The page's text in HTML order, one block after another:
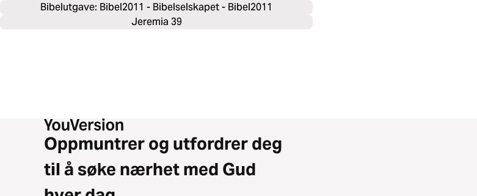
Bibelutgave: Bibel2011 - Bibelselskapet - Bibel2011
Jeremia 39
Oppmuntrer og utfordrer deg
til å søke nærhet med Gud